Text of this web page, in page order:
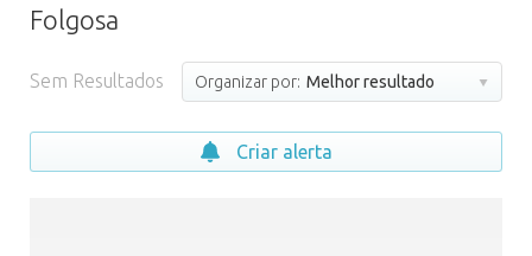
Folgosa
Sem Resultados Organizar por: Melhor resultado
Criar alerta